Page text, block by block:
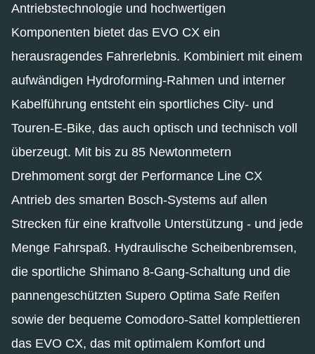
Antriebstechnologie und hochwertigen
Komponenten bietet das EVO CX ein
herausragendes Fahrerlebnis. Kombiniert mit einem
aufwändigen Hydroforming-Rahmen und interner
Kabelführung entsteht ein sportliches City- und
Touren-E-Bike, das auch optisch und technisch voll
überzeugt. Mit bis zu 85 Newtonmetern
Drehmoment sorgt der Performance Line CX
Antrieb des smarten Bosch-Systems auf allen
Strecken für eine kraftvolle Unterstützung - und jede
Menge Fahrspaß. Hydraulische Scheibenbremsen,
die sportliche Shimano 8-Gang-Schaltung und die
pannengeschützten Supero Optima Safe Reifen
sowie der bequeme Comodoro-Sattel komplettieren
das EVO CX, das mit optimalem Komfort und